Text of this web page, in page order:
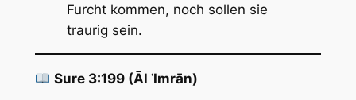
Furcht kommen, noch sollen sie
traurig sein.
Sure 3:199 (Āl ʿImrān)